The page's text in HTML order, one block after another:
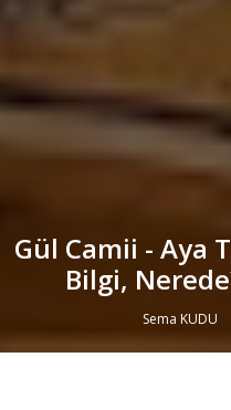
Gül Camii - Aya
Bilgi,
Sema KUDU